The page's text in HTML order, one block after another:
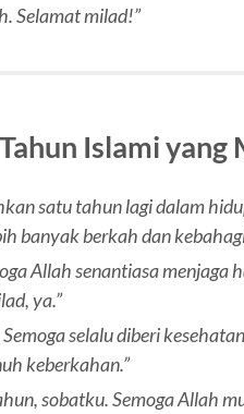
Selamat milad!”
Islami
satu tahun lagi dalam
banyak berkah dan
Allah senantiasa menjaga
ya.”
selalu diberi
keberkahan.”
sobatku. Semoga Allah